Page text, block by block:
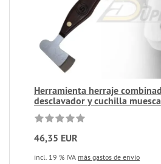
Herramienta herraje
desclavador y cuchilla
46,35 EUR
incl. 19 % IVA más gastos de envío